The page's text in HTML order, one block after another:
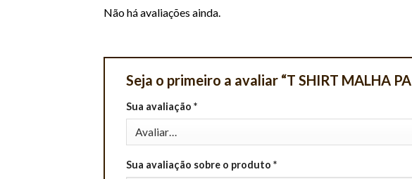
Não há avaliações ainda.
Seja o primeiro a avaliar “T SHIRT MALHA
Sua avaliação *
Sua avaliação sobre o produto *